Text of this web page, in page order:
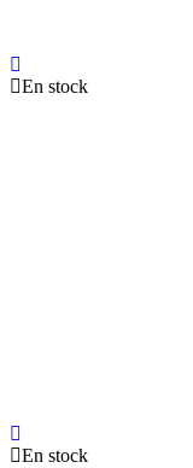
En stock
En stock